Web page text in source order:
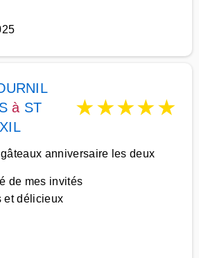
à ST
★★★★★
anniversaire les deux
de mes invités
et délicieux